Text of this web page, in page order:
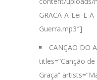
GRACA-A-Lei-E-
Guerra.mp3″]
CANÇÃO DO
titles=”Canção
Graça”